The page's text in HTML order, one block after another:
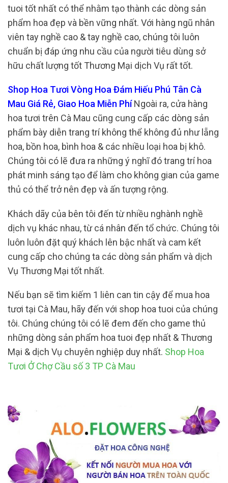
tuoi tốt nhất có thể nhằm tạo thành các dòng sản
phẩm hoa đẹp và bền vững nhất. Với hàng ngũ nhân
viên tay nghề cao & tay nghề cao, chúng tôi luôn
chuẩn bị đáp ứng nhu cầu của người tiêu dùng sở
hữu chất lượng tốt Thương Mại dịch Vụ rất tốt.
Shop Hoa Tươi Vòng Hoa Đám Hiếu Phú Tân Cà
Mau Giá Rẻ, Giao Hoa Miễn PhíNgoài ra, cửa hàng
hoa tươi trên Cà Mau cũng cung cấp các dòng sản
phẩm bày diễn trang trí không thể không đủ như lẵng
hoa, bồn hoa, bình hoa & các nhiều loại hoa bị khô.
Chúng tôi có lẽ đưa ra những ý nghĩ đó trang trí hoa
phát minh sáng tạo để làm cho không gian của game
thủ có thể trở nên đẹp và ấn tượng rộng.
Khách dãy của bên tôi đến từ nhiều nghành nghề
dịch vụ khác nhau, từ cá nhân đến tổ chức. Chúng tôi
luôn luôn đặt quý khách lên bậc nhất và cam kết
cung cấp cho chúng ta các dòng sản phẩm và dịch
Vụ Thương Mại tốt nhất.
Nếu bạn sẽ tìm kiếm 1 liên can tin cậy để mua hoa
tươi tại Cà Mau, hãy đến với shop hoa tuoi của chúng
tôi. Chúng chúng tôi có lẽ đem đến cho game thủ
những dòng sản phẩm hoa tuoi đẹp nhất & Thương
Mại & dịch Vụ chuyên nghiệp duy nhất. Shop Hoa
Tươi Ở Chợ Cầu số 3 TP Cà Mau